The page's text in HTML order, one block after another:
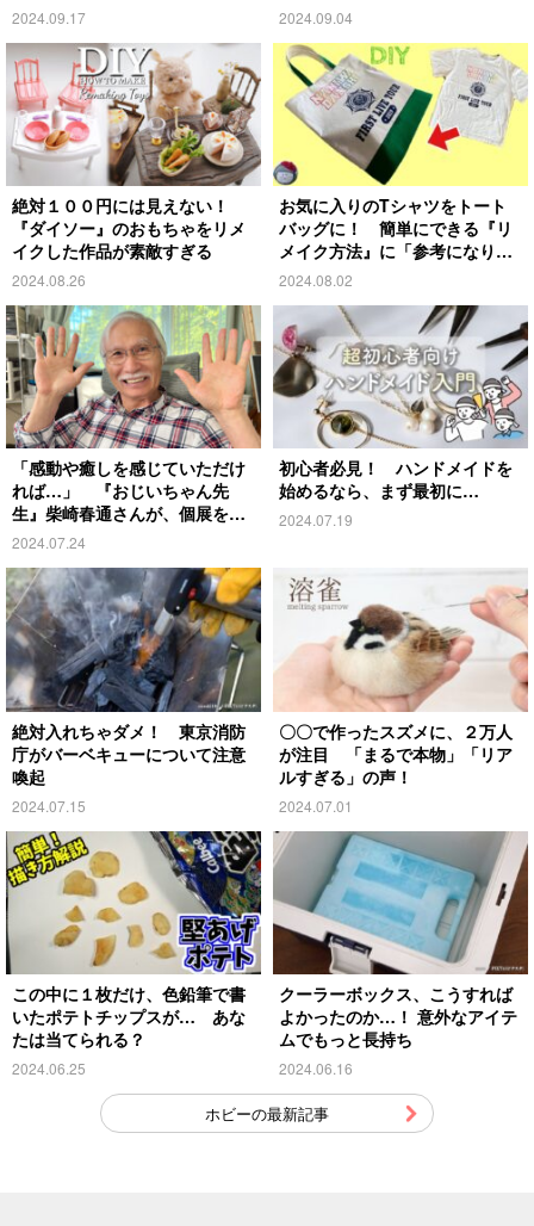
2024.09.17 2024.09.04
絶対１００円には見えない！
『ダイソー』のおもちゃをリメ
イクした作品が素敵すぎる
2024.08.26
お気に入りのTシャツをトート
バッグに！ 簡単にできる『リ
メイク方法』に「参考になりま
す」
2024.08.02
「感動や癒しを感じていただけ
れば…」 『おじいちゃん先
生』柴崎春通さんが、個展を開
催！
2024.07.24
初心者必見！ ハンドメイドを
始めるなら、まず最初に…
2024.07.19
絶対入れちゃダメ！ 東京消防
庁がバーベキューについて注意
喚起
2024.07.15
〇〇で作ったスズメに、２万人
が注目 「まるで本物」「リア
ルすぎる」の声！
2024.07.01
この中に１枚だけ、色鉛筆で書
いたポテトチップスが… あな
たは当てられる？
2024.06.25
クーラーボックス、こうすれば
よかったのか…！ 意外なアイテ
ムでもっと長持ち
2024.06.16
ホビーの最新記事